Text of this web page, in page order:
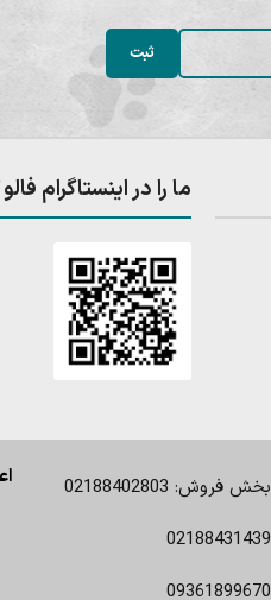
ما را در اینستاگرام
بخش فروش: 02188402803
02188431439
09361899670